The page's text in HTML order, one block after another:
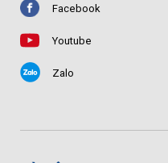
Facebook
Youtube
Zalo